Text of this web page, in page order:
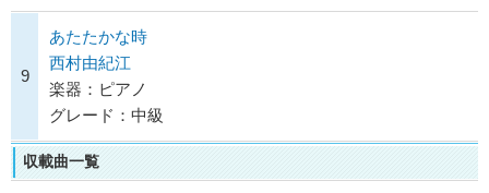
9
あたたかな時
西村由紀江
楽器：ピアノ
グレード：中級
収載曲一覧